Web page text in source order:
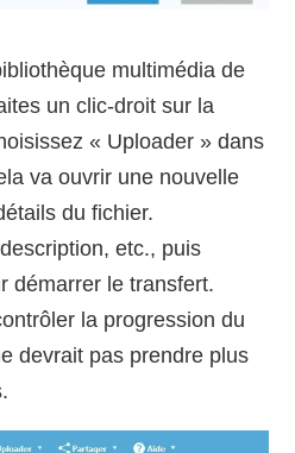
multimédia de
un clic-droit sur la
« Uploader » dans
va ouvrir une nouvelle
du fichier.
etc., puis
démarrer le transfert.
la progression du
devrait pas prendre plus